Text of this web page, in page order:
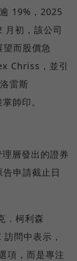
19%，2025
月初，該公司
而股價急
Chriss，並引
雷斯
帥印。
層發出的證券
申請截止日
．柯利森
問中表示，
項，而是專注